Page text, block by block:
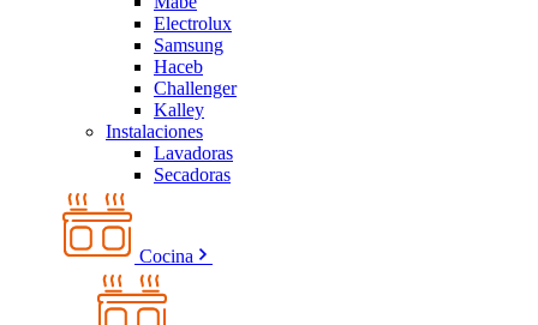
Electrolux
Samsung
Haceb
Challenger
Kalley
Instalaciones
Lavadoras
Secadoras
Cocina